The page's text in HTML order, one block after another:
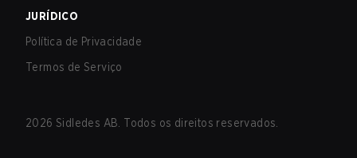
JURÍDICO
Política de Privacidade
Termos de Serviço
2026 Sidledes AB. Todos os direitos reservados.